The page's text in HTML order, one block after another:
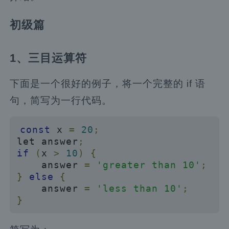
初级篇
1、三目运算符
下面是一个很好的例子，将一个完整的 if 语
句，简写为一行代码。
const x = 20 ;
let answer ;
if
( x > 10 )
{
    answer
= 'greater than 10' ;
}
else
{
    answer
= 'less than 10' ;
}